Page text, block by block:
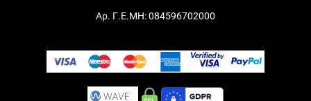
Αρ. Γ.Ε.ΜΗ: 084596702000